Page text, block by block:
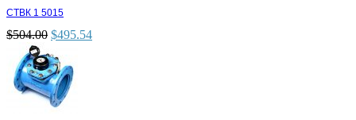
СТВК 1 5015
$504.00 $495.54